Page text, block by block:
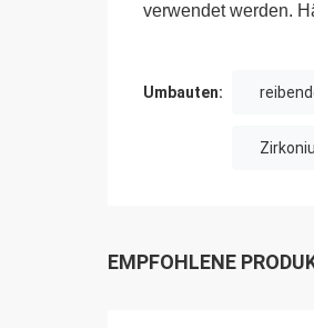
verwendet werden.
Umbauten:
EMPFOHLENE